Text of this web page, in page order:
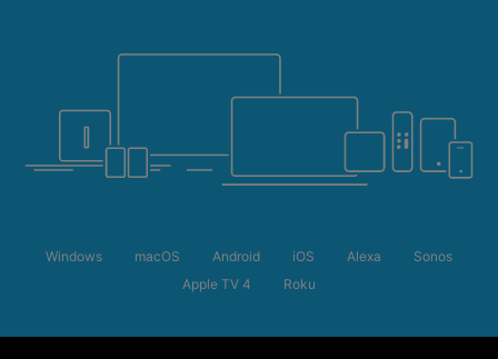
Летняя распродажа
Windows macOS Android iOS Alexa
Sonos
Apple TV 4
Roku